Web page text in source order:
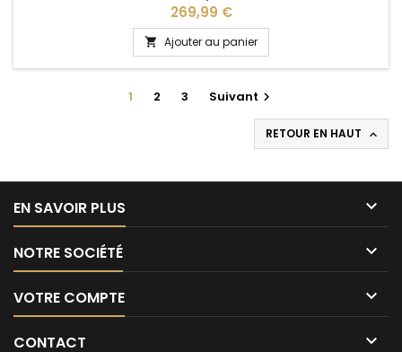
Prix
269,99 €
 Ajouter au panier
1 2 3 Suivant 
RETOUR EN HAUT 
EN SAVOIR PLUS 
NOTRE SOCIÉTÉ 
VOTRE COMPTE 
CONTACT 